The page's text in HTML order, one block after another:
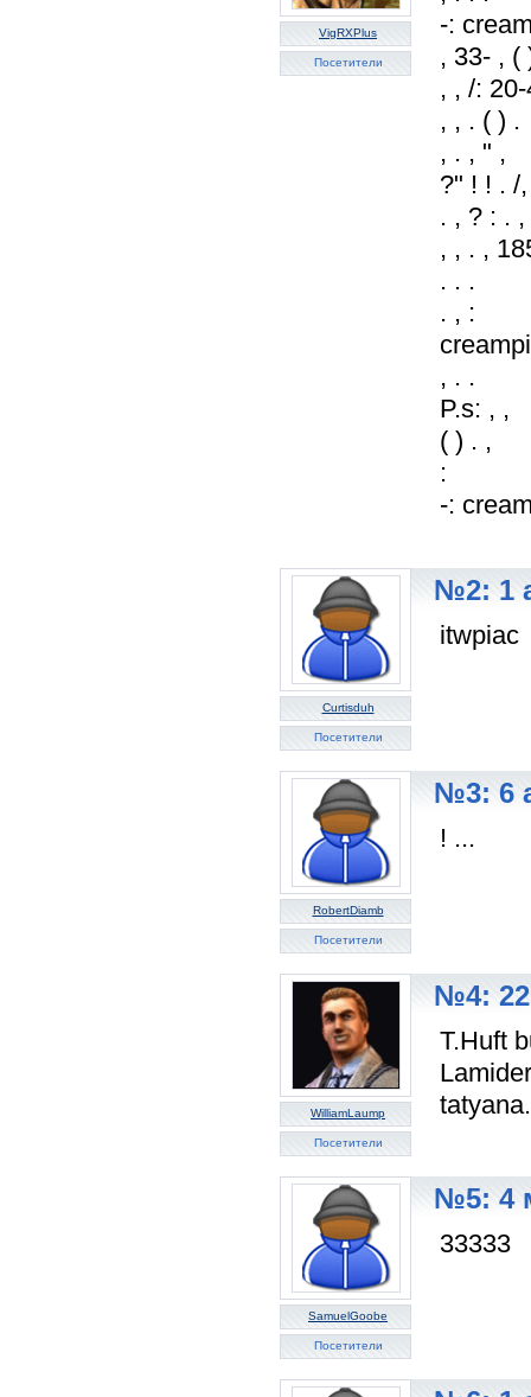
VigRXPlus
Посетители
-:
, 33- , (
, , /:
, , . ( ) .
, . , " ,
?" ! ! . /
. , ? : . ,
, , . ,
. . .
. , :
, . .
P.s: , ,
( ) . ,
:
-:
Curtisduh
Посетители
№2: 1
itwpiac
RobertDiamb
Посетители
№3: 6
! ...
WilliamLaump
Посетители
№4: 22
T.Huft
SamuelGoobe
Посетители
№5: 4
33333